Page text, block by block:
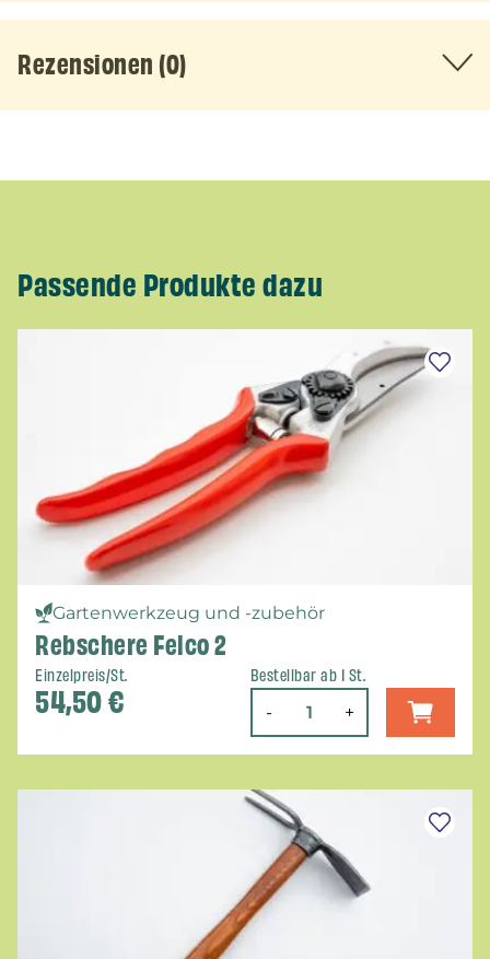
Rezensionen (0)
Passende Produkte dazu
Gartenwerkzeug und -zubehör
Rebschere Felco 2
Einzelpreis/St.
54,50€
Bestellbar ab 1 St.
- +